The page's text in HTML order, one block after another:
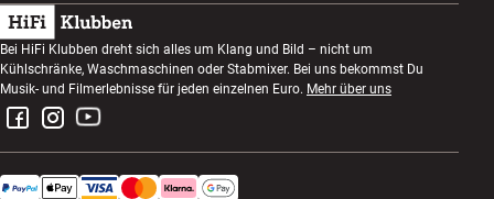
AGB
Datenschutzerklärung
Impressum
Kundenklub
Abend zum Zuhören
Wettbewerbe
Jobs bei HiFi Klubben
Geschenkkarte
Bauen mit Klang
Montage und Installation
Rückgabe von Elektroschrott
Bei HiFi Klubben dreht sich alles um Klang und Bild – nicht um
Kühlschränke, Waschmaschinen oder Stabmixer. Bei uns bekommst Du
Musik- und Filmerlebnisse für jeden einzelnen Euro. Mehr über uns